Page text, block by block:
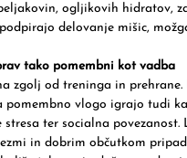
ogljikovih hidratov,
delovanje mišic,
tako pomembni kot vadba
zgolj od treninga in prehrane.
pomembno vlogo igrajo tudi
stresa ter socialna povezanost.
in dobrim občutkom